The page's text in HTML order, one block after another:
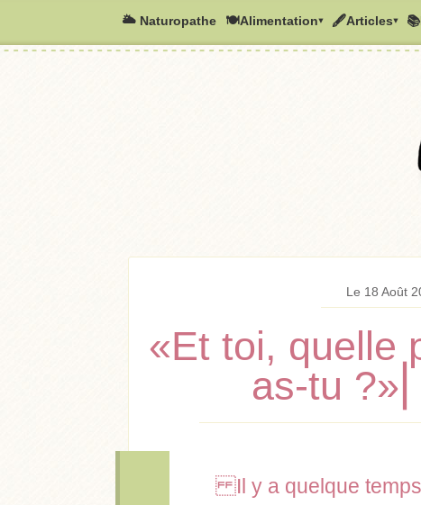
🌥️ Naturopathe 🍽Alimentation▾ 🖋Articles▾
Le 18 Août
«Et toi, quelle
as-tu
Il y a quelque